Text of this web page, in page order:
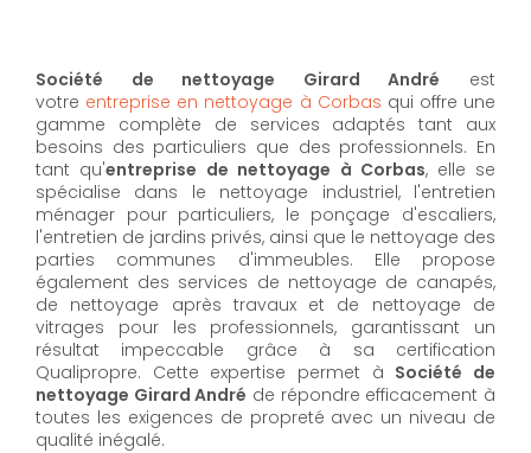
Société de nettoyage Girard André est
votre entreprise en nettoyage à Corbas qui offre une
gamme complète de services adaptés tant aux
besoins des particuliers que des professionnels. En
tant qu'entreprise de nettoyage à Corbas, elle se
spécialise dans le nettoyage industriel, l'entretien
ménager pour particuliers, le ponçage d'escaliers,
l'entretien de jardins privés, ainsi que le nettoyage des
parties communes d'immeubles. Elle propose
également des services de nettoyage de canapés,
de nettoyage après travaux et de nettoyage de
vitrages pour les professionnels, garantissant un
résultat impeccable grâce à sa certification
Qualipropre. Cette expertise permet à Société de
nettoyage Girard André de répondre efficacement à
toutes les exigences de propreté avec un niveau de
qualité inégalé.